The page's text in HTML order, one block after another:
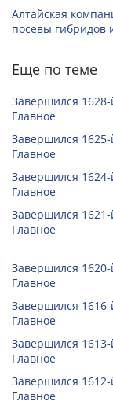
Алтайская
посевы гибридов
Еще по теме
Завершился
Главное
Завершился
Главное
Завершился
Главное
Завершился
Главное
Завершился
Главное
Завершился
Главное
Завершился
Главное
Завершился
Главное